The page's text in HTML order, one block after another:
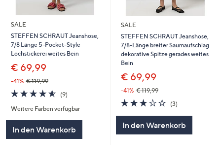
diese
anzuzeigen.
SALE
STEFFEN SCHRAUT Jeanshose,
7/8 Länge 5-Pocket-Style
Lochstickerei weites Bein
€ 69,99
-41% € 119,99
4.6
von
5
(9)9
Weitere Farben verfügbar
In den Warenkorb
SALE
STEFFEN SCHRAUT Jeanshose,
7/8-Länge breiter Saumaufschlag
dekorative Spitze gerades weites
Bein
€ 69,99
-41% € 119,99
2.7
von
(3)3
In den Warenkorb